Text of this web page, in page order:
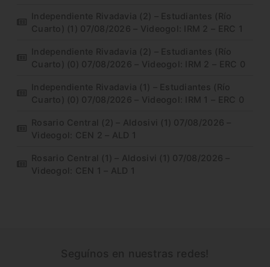
Independiente Rivadavia (2) – Estudiantes (Río
Cuarto) (1) 07/08/2026 – Videogol: IRM 2 – ERC 1
Independiente Rivadavia (2) – Estudiantes (Río
Cuarto) (0) 07/08/2026 – Videogol: IRM 2 – ERC 0
Independiente Rivadavia (1) – Estudiantes (Río
Cuarto) (0) 07/08/2026 – Videogol: IRM 1 – ERC 0
Rosario Central (2) – Aldosivi (1) 07/08/2026 –
Videogol: CEN 2 – ALD 1
Rosario Central (1) – Aldosivi (1) 07/08/2026 –
Videogol: CEN 1 – ALD 1